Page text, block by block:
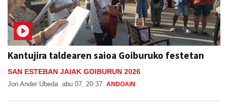
Kantujira taldearen saioa Goiburuko festetan
SAN ESTEBAN JAIAK GOIBURUN 2026
Jon Ander Ubeda abu 07, 20:37 ANDOAIN